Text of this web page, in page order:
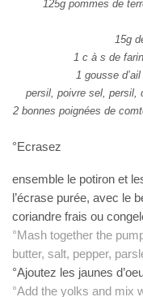
125g pommes de
15g
1 c à s de
1 gousse
persil, poivre sel, persil,
2 bonnes poignées de
°Ecrasez
ensemble le potiron et
l’écrase purée, avec le
coriandre frais ou
°Mash together the
butter, salt, pepper,
°Ajoutez les jaunes
°Add the yolks and mix